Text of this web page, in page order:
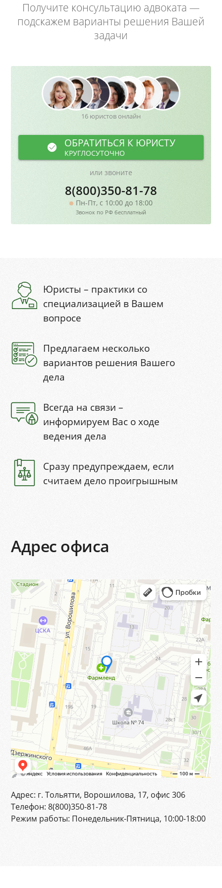
Получите консультацию адвоката —
подскажем варианты решения Вашей
задачи
16 юристов онлайн
ОБРАТИТЬСЯ К ЮРИСТУ
КРУГЛОСУТОЧНО
или звоните
8(800)350-81-78
Пн-Пт, с 10:00 до 18:00
Звонок по РФ бесплатный
Юристы – практики со
специализацией в Вашем
вопросе
Предлагаем несколько
вариантов решения Вашего
дела
Всегда на связи –
информируем Вас о ходе
ведения дела
Сразу предупреждаем, если
считаем дело проигрышным
Адрес офиса
Адрес: г. Тольятти, Ворошилова, 17, офис 306
Телефон: 8(800)350-81-78
Режим работы: Понедельник-Пятница, 10:00-18:00